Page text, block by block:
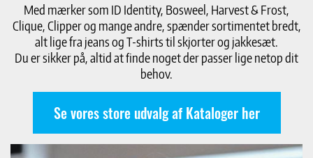
Med mærker som ID Identity, Bosweel, Harvest & Frost,
Clique, Clipper og mange andre, spænder sortimentet bredt,
alt lige fra jeans og T-shirts til skjorter og jakkesæt.
Du er sikker på, altid at finde noget der passer lige netop dit
behov.
Se vores store udvalg af Kataloger her